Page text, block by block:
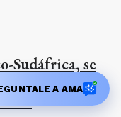
Sudáfrica, se
el Mundial
A AMA